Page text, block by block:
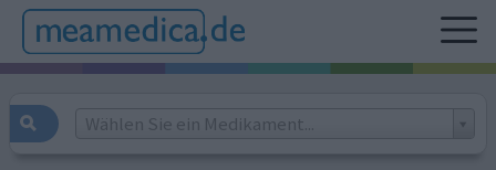
Wählen Sie ein Medikament...